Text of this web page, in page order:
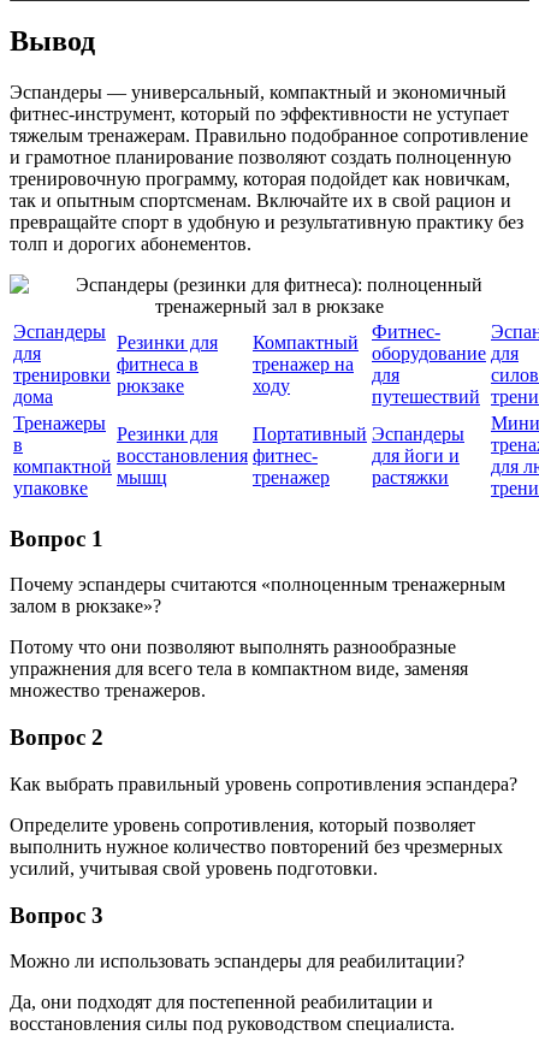
Вывод
Эспандеры — универсальный, компактный и экономичный
фитнес-инструмент, который по эффективности не уступает
тяжелым тренажерам. Правильно подобранное сопротивление
и грамотное планирование позволяют создать полноценную
тренировочную программу, которая подойдет как новичкам,
так и опытным спортсменам. Включайте их в свой рацион и
превращайте спорт в удобную и результативную практику без
толп и дорогих абонементов.
Эспандеры
для
тренировки
дома
Резинки для
фитнеса в
рюкзаке
Компактный
тренажер на
ходу
Фитнес-
оборудование
для
путешествий
для
Тренажеры
в
компактной
упаковке
Резинки для
восстановления
мышц
Портативный
фитнес-
тренажер
Эспандеры
для йоги и
растяжки
для
Вопрос 1
Почему эспандеры считаются «полноценным тренажерным
залом в рюкзаке»?
Потому что они позволяют выполнять разнообразные
упражнения для всего тела в компактном виде, заменяя
множество тренажеров.
Вопрос 2
Как выбрать правильный уровень сопротивления эспандера?
Определите уровень сопротивления, который позволяет
выполнить нужное количество повторений без чрезмерных
усилий, учитывая свой уровень подготовки.
Вопрос 3
Можно ли использовать эспандеры для реабилитации?
Да, они подходят для постепенной реабилитации и
восстановления силы под руководством специалиста.